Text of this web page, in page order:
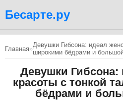
Бесарте.ру
Главная»Девушки Гибсона: идеал
широкими бёдрами и
Девушки Гибсона:
красоты с тонкой
бёдрами и